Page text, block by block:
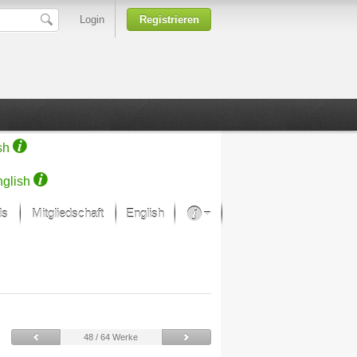
Login Registrieren
Mitgliedschaft English
Kunsthäuser
48 / 64 Werke